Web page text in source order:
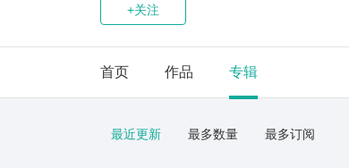
+关注
首页 作品 专辑
最近更新 最多数量 最多订阅